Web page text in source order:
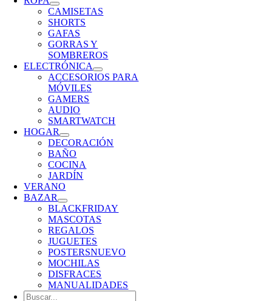
CAMISETAS
SHORTS
GAFAS
GORRAS Y
SOMBREROS
ELECTRÓNICA
ACCESORIOS PARA
MÓVILES
GAMERS
AUDIO
SMARTWATCH
HOGAR
DECORACIÓN
BAÑO
COCINA
JARDÍN
VERANO
BAZAR
BLACKFRIDAY
MASCOTAS
REGALOS
JUGUETES
POSTERSNUEVO
MOCHILAS
DISFRACES
MANUALIDADES
Buscar: